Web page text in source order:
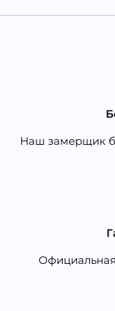
Наш замерщик